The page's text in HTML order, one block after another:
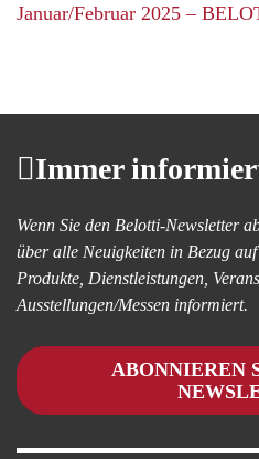
Januar/Februar 2025 –
Immer
Wenn Sie den Belotti-Newsletter
über alle Neuigkeiten in Bezug
Produkte, Dienstleistungen,
Ausstellungen/Messen informiert.
ABONNIEREN